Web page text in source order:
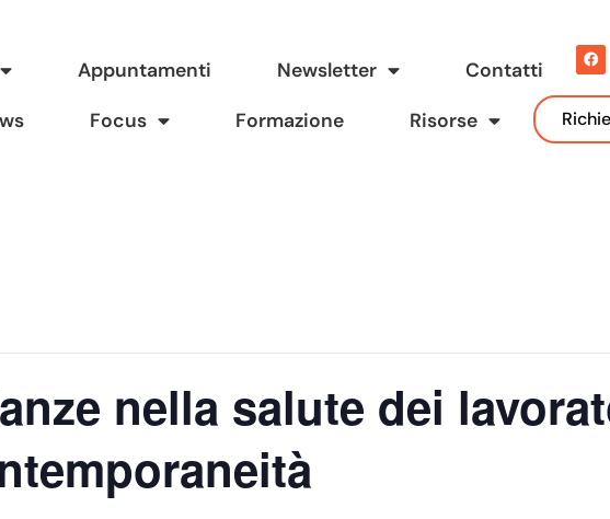
Appuntamenti Newsletter Contatti
Focus Formazione Risorse
nella salute dei